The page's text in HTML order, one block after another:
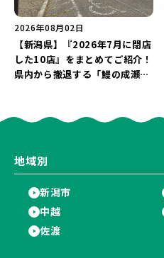
2026年08月02日
【新潟県】『2026年7月に閉店
した10店』をまとめてご紹介！
県内から撤退する「鰻の成瀬」
地域別
新潟市
中越
佐渡